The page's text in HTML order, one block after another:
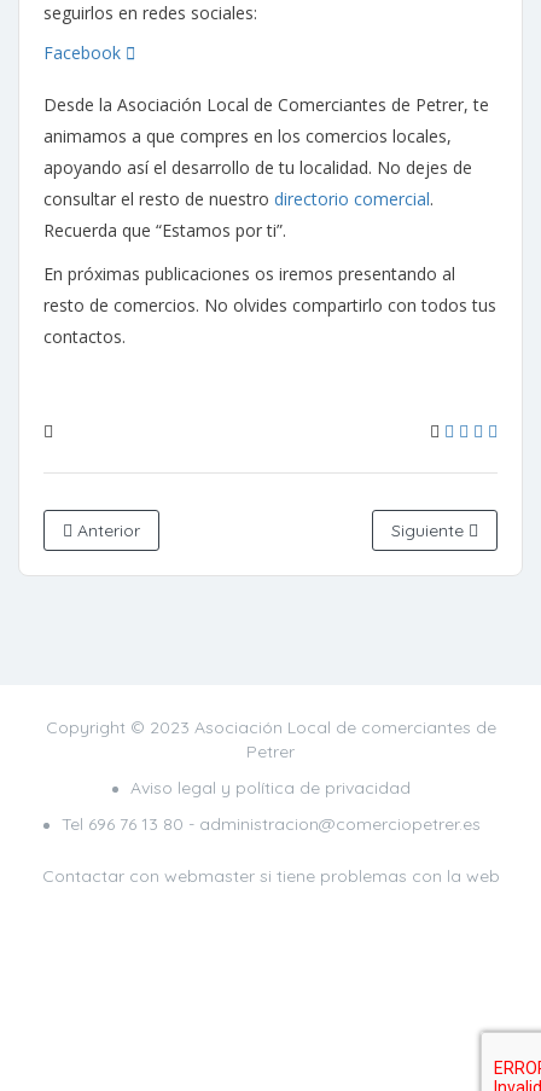
seguirlos en redes sociales:
Facebook
Desde la Asociación Local de Comerciantes de Petrer, te
animamos a que compres en los comercios locales,
apoyando así el desarrollo de tu localidad. No dejes de
consultar el resto de nuestro directorio comercial.
Recuerda que “Estamos por ti”.
En próximas publicaciones os iremos presentando al
resto de comercios. No olvides compartirlo con todos tus
contactos.
Anterior Siguiente
Copyright © 2023 Asociación Local de comerciantes de
Petrer
Aviso legal y política de privacidad
Tel 696 76 13 80 - administracion@comerciopetrer.es
Contactar con webmaster si tiene problemas con la web